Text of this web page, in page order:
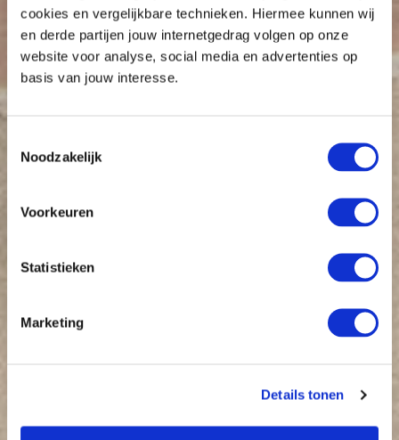
cookies en vergelijkbare technieken. Hiermee kunnen wij
en derde partijen jouw internetgedrag volgen op onze
website voor analyse, social media en advertenties op
basis van jouw interesse.
Noodzakelijk
Voorkeuren
Statistieken
Marketing
Details tonen